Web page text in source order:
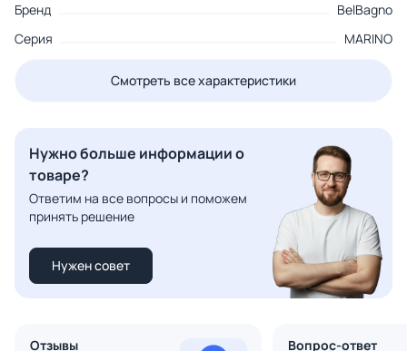
Бренд
BelBagno
Серия
MARINO
Смотреть все характеристики
Нужно больше информации о
товаре?
Ответим на все вопросы и поможем
принять решение
Нужен совет
Отзывы Вопрос-ответ